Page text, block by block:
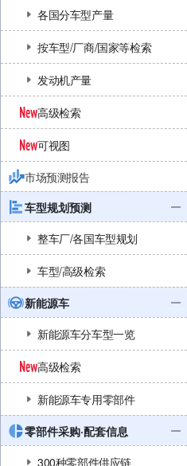
各国分车型产量
按车型/厂商/国家等检索
发动机产量
高级检索
可视图
市场预测报告
车型规划预测
整车厂/各国车型规划
车型/高级检索
新能源车
新能源车分车型一览
高级检索
新能源车专用零部件
零部件采购·配套信息
300种零部件供应链